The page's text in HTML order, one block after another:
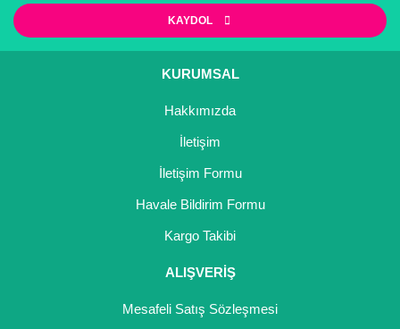
Ürün açıklamasında eksik bilgiler bulunuyor.
Bu ürüne benzer farklı alternatifler olmalı.
Gönder
KAYDOL
KURUMSAL
Hakkımızda
İletişim
İletişim Formu
Havale Bildirim Formu
Kargo Takibi
ALIŞVERİŞ
Mesafeli Satış Sözleşmesi